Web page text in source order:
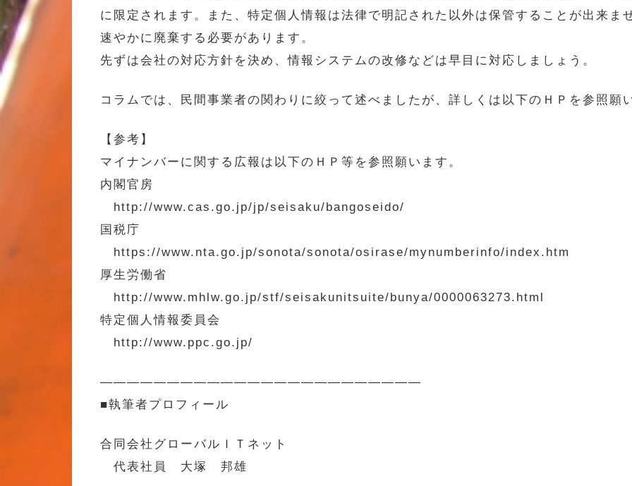
に限定されます。また、特定個人情報は法律で明記された以外は保管することが出来ま
速やかに廃棄する必要があります。
先ずは会社の対応方針を決め、情報システムの改修などは早目に対応しましょう。
コラムでは、民間事業者の関わりに絞って述べましたが、詳しくは以下のＨＰを参照願
【参考】
マイナンバーに関する広報は以下のＨＰ等を参照願います。
内閣官房
http://www.cas.go.jp/jp/seisaku/bangoseido/
国税庁
https://www.nta.go.jp/sonota/sonota/osirase/mynumberinfo/index.htm
厚生労働省
http://www.mhlw.go.jp/stf/seisakunitsuite/bunya/0000063273.html
特定個人情報委員会
http://www.ppc.go.jp/
————————————————————————
■執筆者プロフィール
合同会社グローバルＩＴネット
代表社員 大塚 邦雄